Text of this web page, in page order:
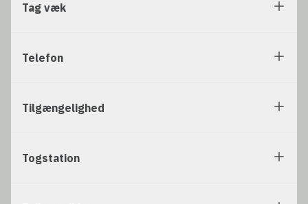
Tag væk
Telefon
Tilgængelighed
Togstation